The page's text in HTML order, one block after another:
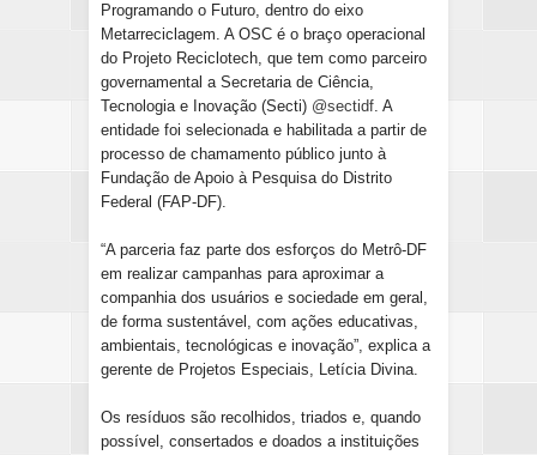
Programando o Futuro, dentro do eixo
Metarreciclagem. A OSC é o braço operacional
do Projeto Reciclotech, que tem como parceiro
governamental a Secretaria de Ciência,
Tecnologia e Inovação (Secti) @sectidf. A
entidade foi selecionada e habilitada a partir de
processo de chamamento público junto à
Fundação de Apoio à Pesquisa do Distrito
Federal (FAP-DF).
“A parceria faz parte dos esforços do Metrô-DF
em realizar campanhas para aproximar a
companhia dos usuários e sociedade em geral,
de forma sustentável, com ações educativas,
ambientais, tecnológicas e inovação”, explica a
gerente de Projetos Especiais, Letícia Divina.
Os resíduos são recolhidos, triados e, quando
possível, consertados e doados a instituições